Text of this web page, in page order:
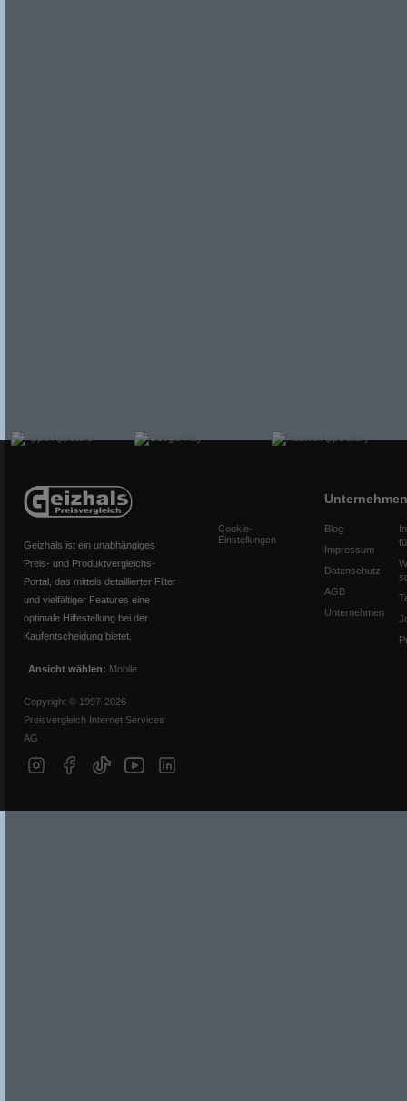
Geizhals ist ein unabhängiges
Preis- und Produktvergleichs-
Portal, das mittels detaillierter Filter
und vielfältiger Features eine
optimale Hilfestellung bei der
Kaufentscheidung bietet.
Ansicht wählen: Mobile
Copyright © 1997-2026
Preisvergleich Internet Services
AG
Cookie-
Einstellungen
Unternehmen
Blog
Impressum
Datenschutz
AGB
Unternehmen